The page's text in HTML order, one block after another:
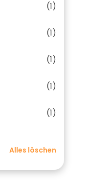
(1)
(1)
(1)
(1)
(1)
Alles löschen